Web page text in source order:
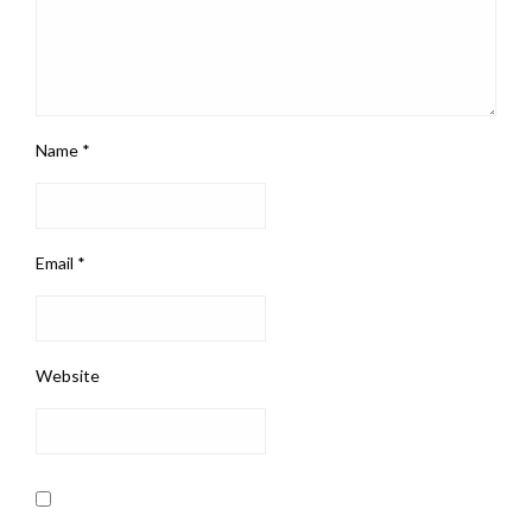
Name *
Email *
Website